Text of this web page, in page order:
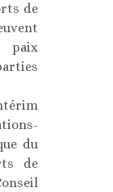
de
paix
du
de